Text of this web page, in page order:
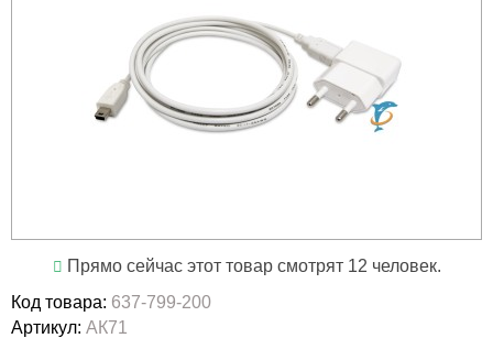
Прямо сейчас этот товар смотрят 12 человек.
Код товара: 637-799-200
Артикул: АК71